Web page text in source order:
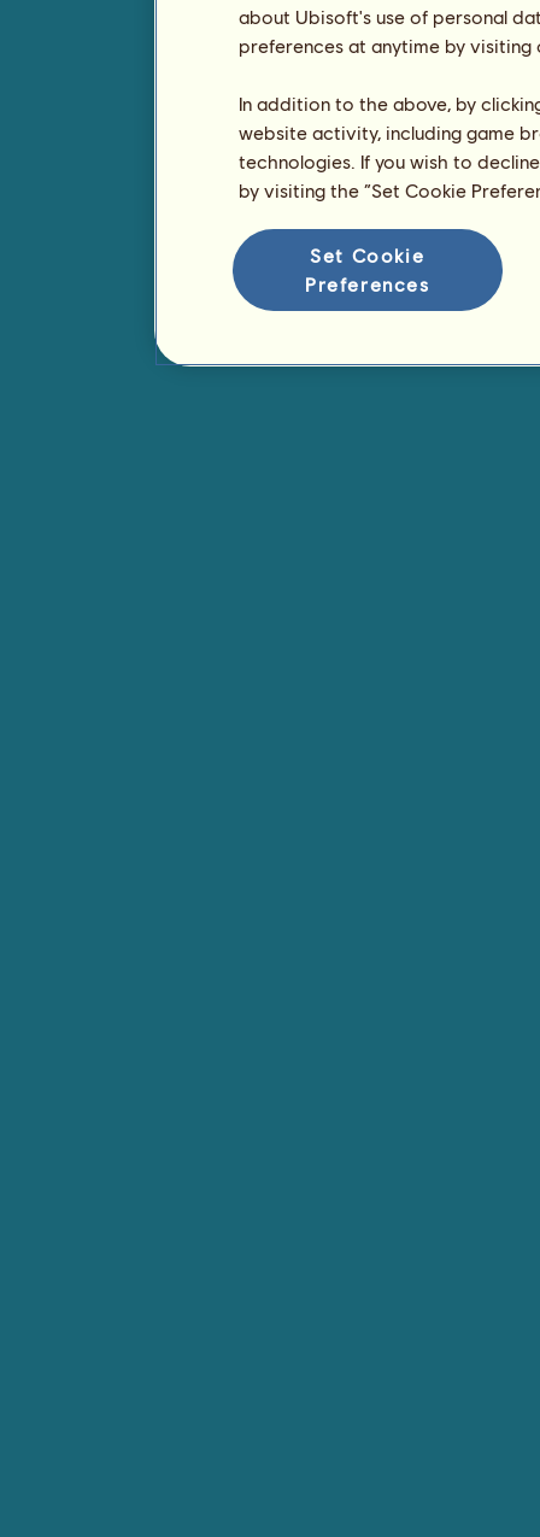
about Ubisoft's use of personal
preferences at anytime by
In addition to the above, by
website activity, including game
technologies. If you wish to
by visiting the “Set Cookie
Set Cookie
Preferences